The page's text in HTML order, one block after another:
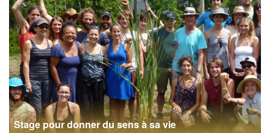
Stage pour donner du sens à sa vie